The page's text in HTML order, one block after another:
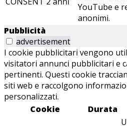
YouTube e
anonimi.
Pubblicità
advertisement
I cookie pubblicitari vengono
visitatori annunci pubblicitari e
pertinenti. Questi cookie
siti web e raccolgono
personalizzati.
Cookie
Durata